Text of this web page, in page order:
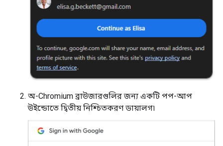
অ-Chromium ব্রাউজারগুলির জন্য একটি পপ-আপ
উইন্ডোতে দ্বিতীয় নিশ্চিতকরণ ডায়ালগ৷